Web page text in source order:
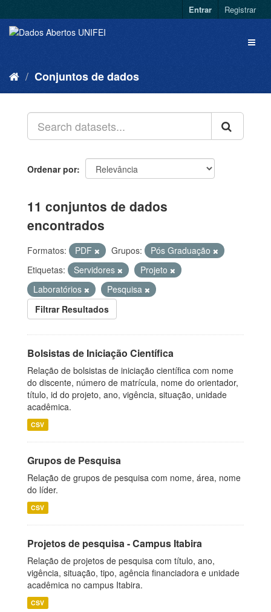
Entrar Registrar
Conjuntos de dados
Ordenar por
11 conjuntos de dados
encontrados
Formatos: PDF Grupos:
Pós Graduação
Etiquetas:
Servidores
Projeto
Laboratórios
Pesquisa
Filtrar Resultados
Bolsistas de Iniciação Científica
Relação de bolsistas de iniciação científica com nome
do discente, número de matrícula, nome do orientador,
título, id do projeto, ano, vigência, situação, unidade
acadêmica.
CSV
Grupos de Pesquisa
Relação de grupos de pesquisa com nome, área, nome
do líder.
CSV
Projetos de pesquisa - Campus Itabira
Relação de projetos de pesquisa com título, ano,
vigência, situação, tipo, agência financiadora e unidade
acadêmica no campus Itabira.
CSV